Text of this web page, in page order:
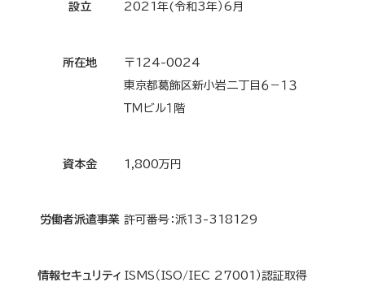
設立 2021年(令和3年）6月
所在地
〒124-0024
東京都葛飾区新小岩二丁目６－１３
ＴＭビル１階
資本金 1,800万円
労働者派遣事業 許可番号：派13-318129
情報セキュリティ ISMS（ISO/IEC 27001）認証取得